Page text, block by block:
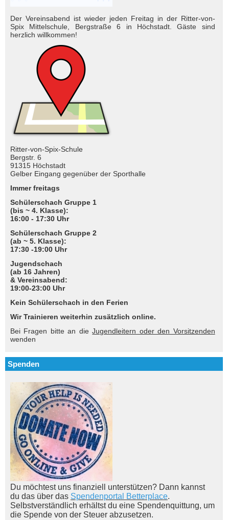
Der Vereinsabend ist wieder jeden Freitag in der Ritter-von-
Spix Mittelschule, Bergstraße 6 in Höchstadt. Gäste sind
herzlich will­kom­men!
Ritter-von-Spix-Schule
Bergstr. 6
91315 Höchstadt
Gelber Eingang gegenüber der Sporthalle
Immer freitags
Schülerschach Gruppe 1
(bis ~ 4. Klasse):
16:00 - 17:30 Uhr
Schülerschach Gruppe 2
(ab ~ 5. Klasse):
17:30 -19:00 Uhr
Jugendschach
(ab 16 Jahren)
& Vereinsabend:
19:00-23:00 Uhr
Kein Schülerschach in den Ferien
Wir Trainieren weiterhin zusätzlich online.
Bei Fragen bitte an dieJugendleitern oder den Vorsitzenden
wenden
Spenden
Du möchtest uns finanziell unterstützen? Dann kannst
du das über das Spendenportal Betterplace.
Selbstverständlich erhältst du eine Spendenquittung, um
die Spende von der Steuer abzusetzen.